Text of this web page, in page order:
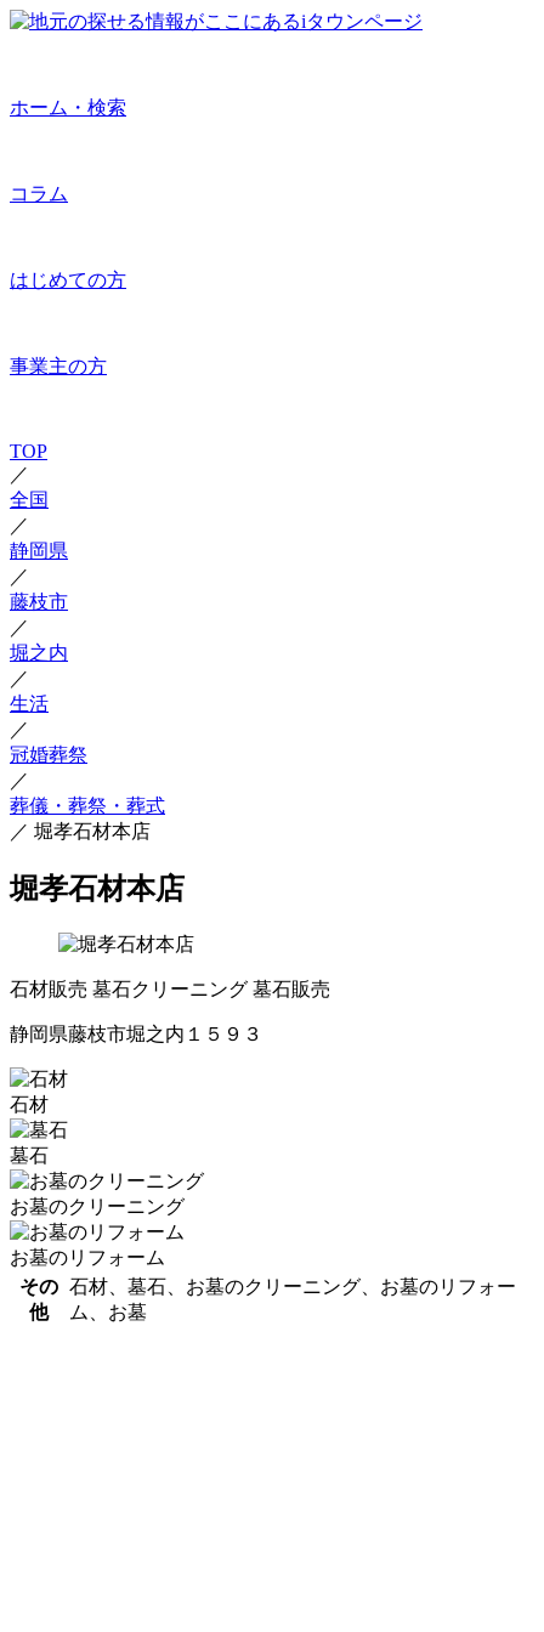
ホーム・検索
コラム
はじめての方
事業主の方
TOP
／
全国
／
静岡県
／
藤枝市
／
堀之内
／
生活
／
冠婚葬祭
／
葬儀・葬祭・葬式
／ 堀孝石材本店
堀孝石材本店
石材販売 墓石クリーニング 墓石販売
静岡県藤枝市堀之内１５９３
石材
墓石
お墓のクリーニング
お墓のリフォーム
その
他
石材、墓石、お墓のクリーニング、お墓のリフォー
ム、お墓